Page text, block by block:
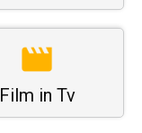
Film in Tv